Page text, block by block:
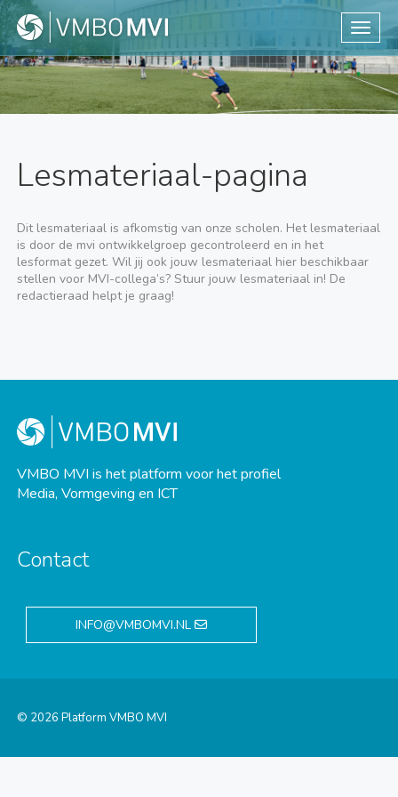
Lesmateriaal-pagina
Dit lesmateriaal is afkomstig van onze scholen. Het lesmateriaal
is door de mvi ontwikkelgroep gecontroleerd en in het
lesformat gezet. Wil jij ook jouw lesmateriaal hier beschikbaar
stellen voor MVI-collega’s? Stuur jouw lesmateriaal in! De
redactieraad helpt je graag!
VMBO MVI is het platform voor het profiel
Media, Vormgeving en ICT
Contact
INFO@VMBOMVI.NL
© 2026 Platform VMBO MVI